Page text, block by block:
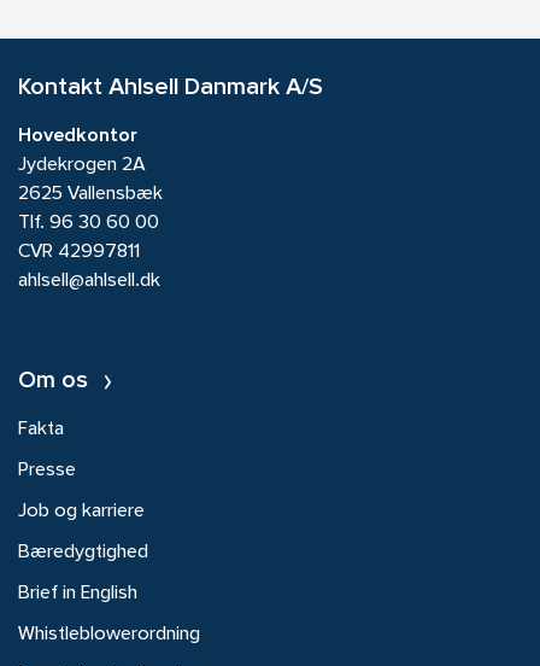
Kontakt Ahlsell Danmark A/S
Hovedkontor
Jydekrogen 2A
2625 Vallensbæk
Tlf. 96 30 60 00
CVR 42997811
ahlsell@ahlsell.dk
Om os
Fakta
Presse
Job og karriere
Bæredygtighed
Brief in English
Whistleblowerordning